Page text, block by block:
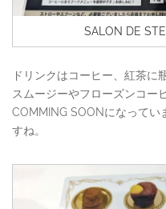
SALON DE
ドリンクはコーヒー、紅茶に
スムージーやフローズンコー
COMMING SOONになってい
すね。